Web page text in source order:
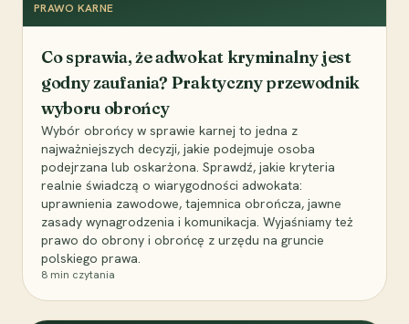
PRAWO KARNE
Co sprawia, że adwokat kryminalny jest
godny zaufania? Praktyczny przewodnik
wyboru obrońcy
Wybór obrońcy w sprawie karnej to jedna z
najważniejszych decyzji, jakie podejmuje osoba
podejrzana lub oskarżona. Sprawdź, jakie kryteria
realnie świadczą o wiarygodności adwokata:
uprawnienia zawodowe, tajemnica obrończa, jawne
zasady wynagrodzenia i komunikacja. Wyjaśniamy też
prawo do obrony i obrońcę z urzędu na gruncie
polskiego prawa.
8 min czytania